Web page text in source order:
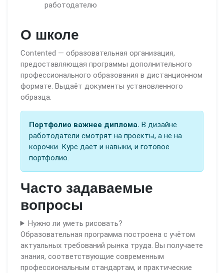
работодателю
О школе
Contented — образовательная организация,
предоставляющая программы дополнительного
профессионального образования в дистанционном
формате. Выдаёт документы установленного
образца.
Портфолио важнее диплома. В дизайне
работодатели смотрят на проекты, а не на
корочки. Курс даёт и навыки, и готовое
портфолио.
Часто задаваемые
вопросы
Нужно ли уметь рисовать?
Образовательная программа построена с учётом
актуальных требований рынка труда. Вы получаете
знания, соответствующие современным
профессиональным стандартам, и практические